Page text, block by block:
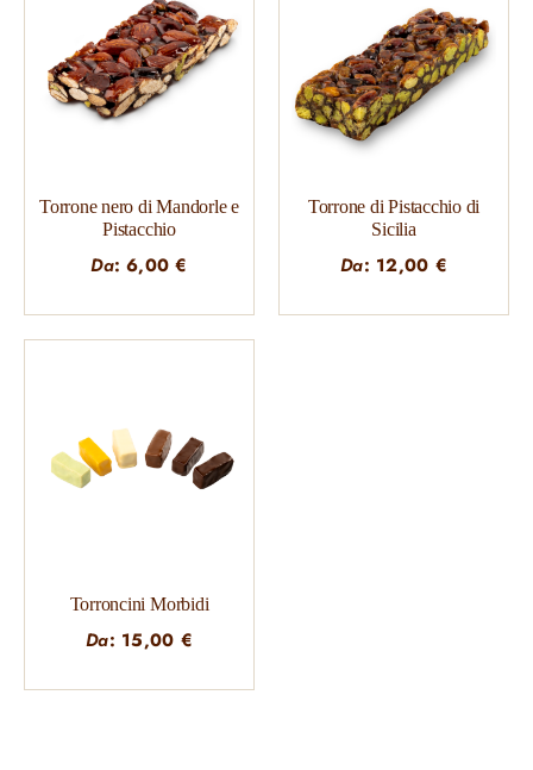
Torrone nero di Mandorle e
Pistacchio
Da:6,00€
Torrone di Pistacchio di
Sicilia
Da: 12,00 €
Torroncini Morbidi
Da: 15,00 €